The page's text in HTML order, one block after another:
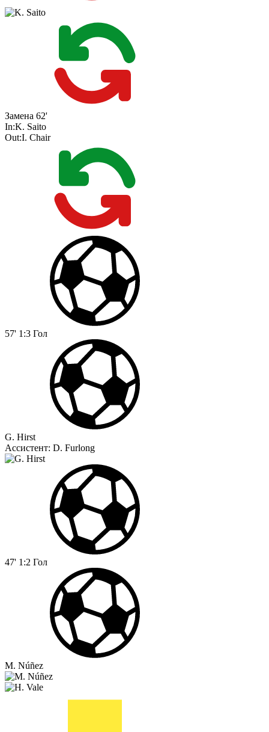
Замена 62'
In:K. Saito
Out:I. Chair
57' 1:3 Гол
G. Hirst
Ассистент: D. Furlong
47' 1:2 Гол
M. Núñez